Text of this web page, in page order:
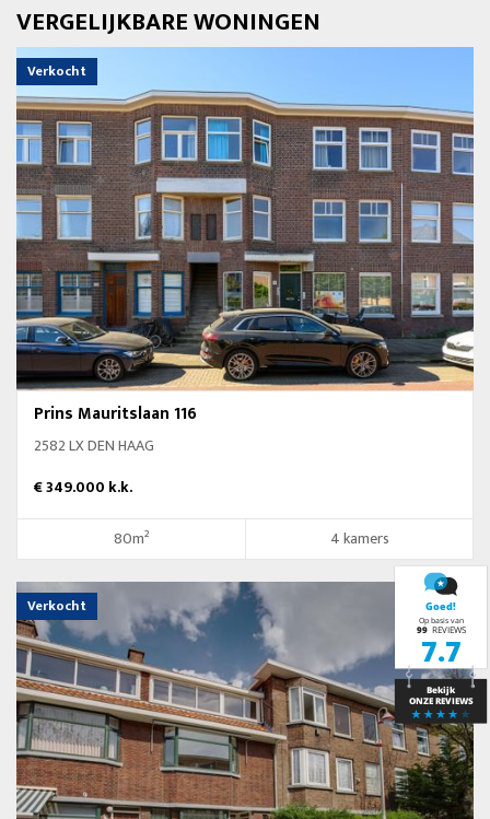
VERGELIJKBARE WONINGEN
Verkocht
Prins Mauritslaan 116
2582 LX DEN HAAG
€ 349.000 k.k.
80m² 4 kamers
Verkocht